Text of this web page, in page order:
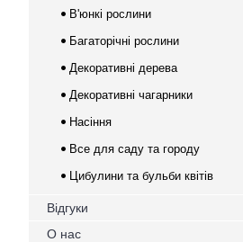
В'юнкі рослини
Багаторічні рослини
Декоративні дерева
Декоративні чагарники
Насіння
Все для саду та городу
Цибулини та бульби квітів
Відгуки
О нас